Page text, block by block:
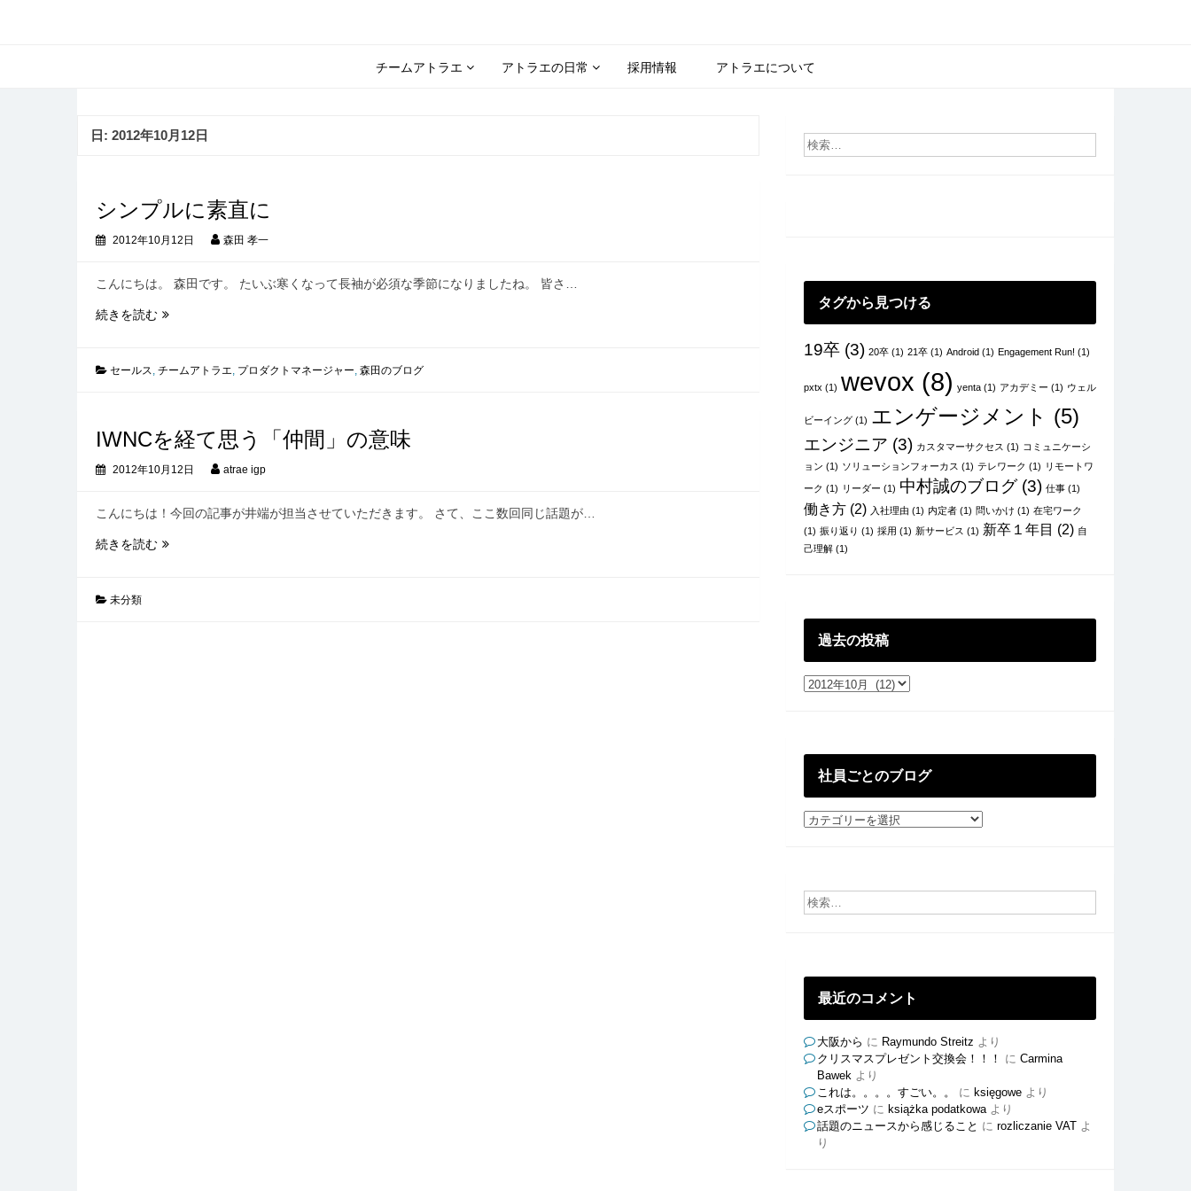
チームアトラエ アトラエの日常 採用情報 アトラエについて
日: 2012年10月12日
シンプルに素直に
2012年10月12日 森田 孝一
こんにちは。 森田です。 たいぶ寒くなって長袖が必須な季節になりましたね。 皆さ…
続きを読むシ
ル
に
セールス, チームアトラエ, プロダクトマネージャー, 森田のブログ
IWNCを経て思う「仲間」の意味
2012年10月12日 atrae igp
こんにちは！今回の記事が井端が担当させていただきます。 さて、ここ数回同じ話題が…
続きを読むIWNC
未分類
タグから見つける
19卒(3) 20卒(1) 21卒(1) Android(1) Engagement Run! (1)
pxtx (1) wevox (8) yenta(1) アカデミー (1) ウェル
ビーイング(1) エンゲージメント (5)
エンジニア (3) カスタマーサクセス (1) コミュニケーシ
ョン (1) ソリューションフォーカス (1) テレワーク (1) リモートワ
ーク (1) リーダー (1) 中村誠のブログ(3) 仕事(1)
働き方(2) 入社理由 (1) 内定者(1) 問いかけ (1) 在宅ワーク
(1) 振り返り (1) 採用 (1) 新サービス (1) 新卒１年目 (2) 自
己理解(1)
過去の投稿
過
社員ごとのブログ
社
ブ
最近のコメント
大阪から に Raymundo Streitz より
クリスマスプレゼント交換会！！！
に Carmina
Bawekより
これは。。。。すごい。。
に księgoweより
eスポーツ に książka podatkowaより
話題のニュースから感じること に rozliczanie VATよ
り